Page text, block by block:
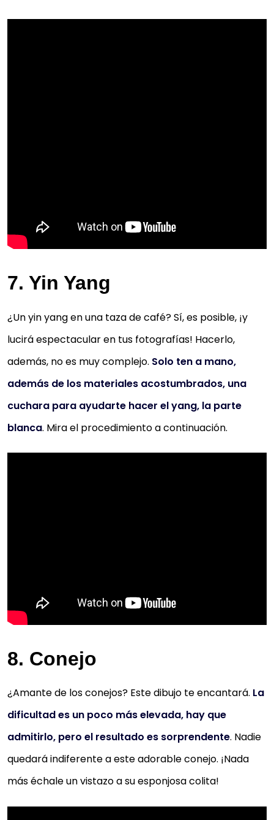
7. Yin Yang
¿Un yin yang en una taza de café? Sí, es posible, ¡y
lucirá espectacular en tus fotografías! Hacerlo,
además, no es muy complejo. Solo ten a mano,
además de los materiales acostumbrados, una
cuchara para ayudarte hacer el yang, la parte
blanca. Mira el procedimiento a continuación.
8. Conejo
¿Amante de los conejos? Este dibujo te encantará. La
dificultad es un poco más elevada, hay que
admitirlo, pero el resultado es sorprendente. Nadie
quedará indiferente a este adorable conejo. ¡Nada
más échale un vistazo a su esponjosa colita!